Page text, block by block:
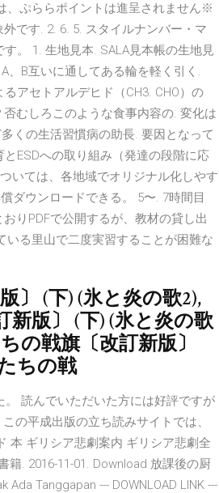
、ぷららポイントは進呈されません※
です. 2. 6. 5. スタイルナンバー・マ
。 1. 生地見本. SALA見本帳の生地見
、B互いに通してある輪を軽く引く.
アセトアルデヒド（CH3. CHO）の
むしろこのような食事内容の. 変化は
くの生活習慣病の助長. 要因となって
ESDへの取り組み（発達の段階に応
いては、各地域でオリジナル化しやす
ダウンロードできる。 5〜. 7時間目
りPDFで公開するが、教材の貸し出
いる里山で二度実習することが困難な
〕 (下) (氷と炎の歌2),
版〕 (下) (氷と炎の歌
の戦旗〔改訂新版〕
ちの戦
。 読んでいただいた方には好評ですが
の平成出版の立ち読みサイトでは、
本 ギリシア悲劇案内 ギリシア悲劇全
籍. 2016-11-01. Download 放課後の厨
Tanggapan --- DOWNLOAD LINK ---